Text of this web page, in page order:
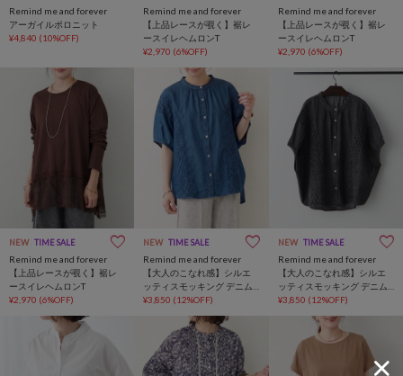
Remind me and forever
アーガイルポロニット
¥4,840 (10%OFF)
Remind me and forever
【上品レースが覗く】裾レ
ースイレヘムロンT
¥2,970 (6%OFF)
Remind me and forever
【上品レースが覗く】裾レ
ースイレヘムロンT
¥2,970 (6%OFF)
NEW TIME SALE
Remind me and forever
【上品レースが覗く】裾レ
ースイレヘムロンT
¥2,970 (6%OFF)
NEW TIME SALE
Remind me and forever
【大人のこなれ感】シルエ
ッティスモッキング デニム
刺繍シャツ
¥3,850 (12%OFF)
NEW TIME SALE
Remind me and forever
【大人のこなれ感】シルエ
ッティスモッキング デニム
刺繍シャツ
¥3,850 (12%OFF)